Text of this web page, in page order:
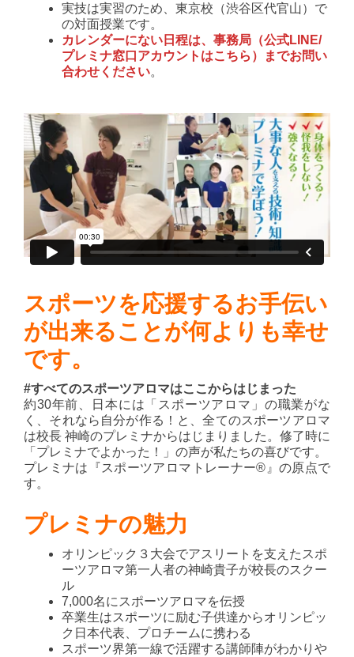
実技は実習のため、東京校（渋谷区代官山）で
の対面授業です。
カレンダーにない日程は、事務局（公式LINE/
プレミナ窓口アカウントはこちら）までお問い
合わせください。
スポーツを応援するお手伝い
が出来ることが何よりも幸せ
です。
#すべてのスポーツアロマはここからはじまった
約30年前、日本には「スポーツアロマ」の職業がな
く、それなら自分が作る！と、全てのスポーツアロマ
は校長 神崎のプレミナからはじまりました。修了時に
「プレミナでよかった！」の声が私たちの喜びです。
プレミナは『スポーツアロマトレーナー®』の原点で
す。
プレミナの魅力
オリンピック３大会でアスリートを支えたスポ
ーツアロマ第一人者の神崎貴子が校長のスクー
ル
7,000名にスポーツアロマを伝授
卒業生はスポーツに励む子供達からオリンピッ
ク日本代表、プロチームに携わる
スポーツ界第一線で活躍する講師陣がわかりや